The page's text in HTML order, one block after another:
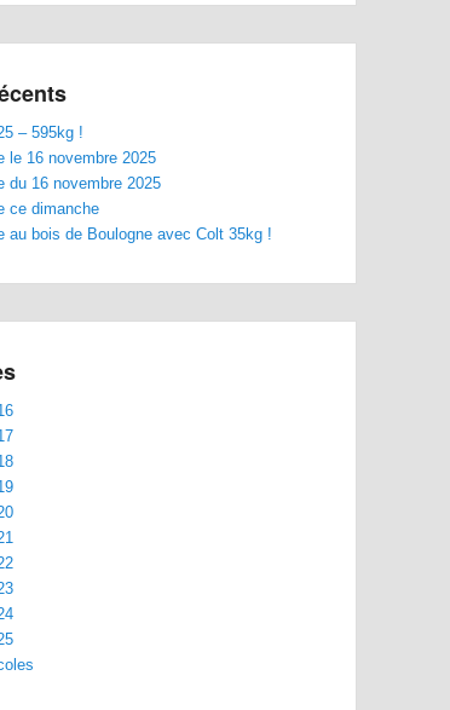
– 595kg !
le 16 novembre 2025
du 16 novembre 2025
ce dimanche
au bois de Boulogne avec Colt 35kg !